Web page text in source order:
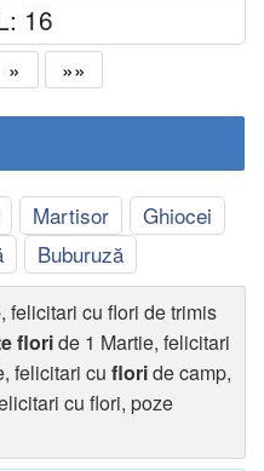
16
» »»
Martisor
Ghiocei
Buburuză
, felicitari cu flori de trimis
floride 1 Martie, felicitari
felicitari cu floride camp,
cu flori, poze